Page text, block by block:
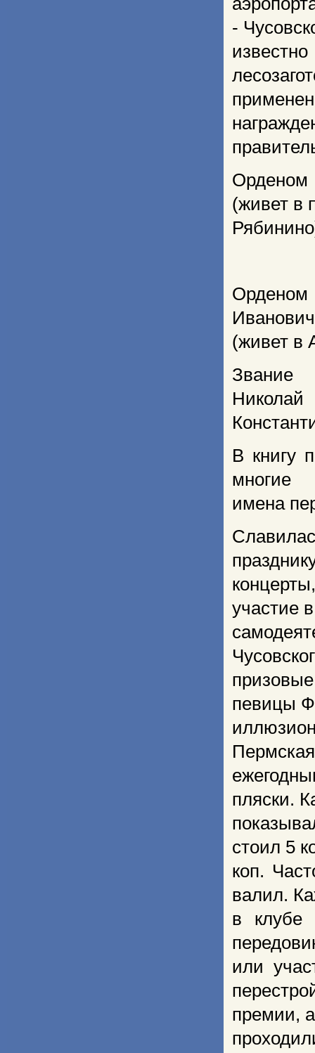
-
(живет в
Орденом
Иванович
(живет в
Николай
В книгу
многие
имена
участие
певицы
пляски.
стоил 5
коп.
валил.
в клубе
или
премии,